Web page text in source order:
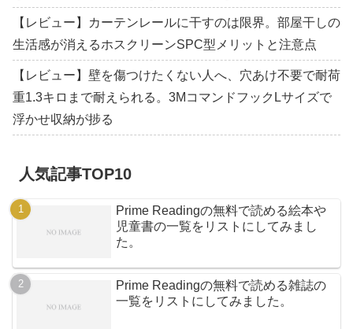
【レビュー】カーテンレールに干すのは限界。部屋干しの
生活感が消えるホスクリーンSPC型メリットと注意点
【レビュー】壁を傷つけたくない人へ、穴あけ不要で耐荷
重1.3キロまで耐えられる。3MコマンドフックLサイズで
浮かせ収納が捗る
人気記事TOP10
Prime Readingの無料で読める絵本や
児童書の一覧をリストにしてみまし
た。
Prime Readingの無料で読める雑誌の
一覧をリストにしてみました。